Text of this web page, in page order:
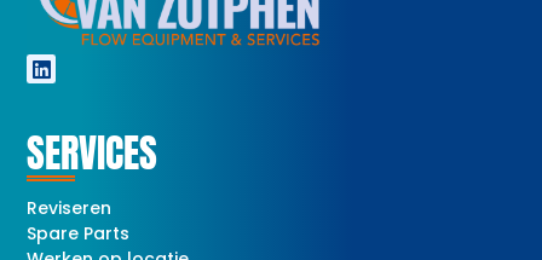
SERVICES
Reviseren
Spare Parts